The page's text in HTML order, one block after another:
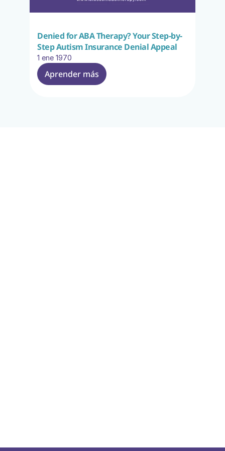
Denied for ABA Therapy? Your Step-by-
Step Autism Insurance Denial Appeal
1 ene 1970
Aprender más